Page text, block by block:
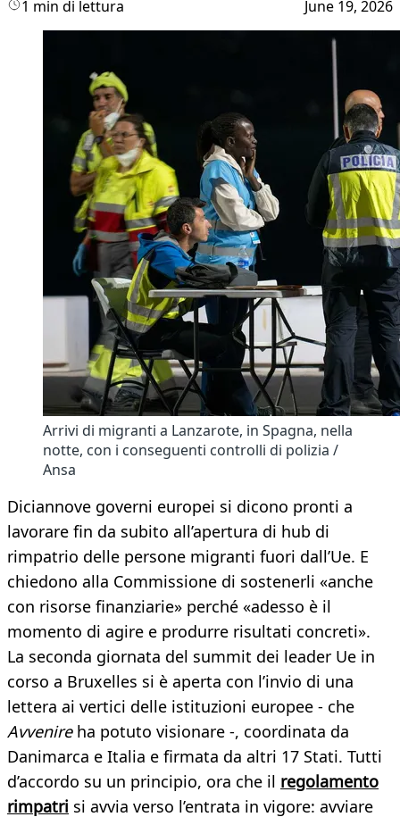
1 min di lettura June 19, 2026
Arrivi di migranti a Lanzarote, in Spagna, nella
notte, con i conseguenti controlli di polizia /
Ansa
Diciannove governi europei si dicono pronti a
lavorare fin da subito all’apertura di hub di
rimpatrio delle persone migranti fuori dall’Ue. E
chiedono alla Commissione di sostenerli «anche
con risorse finanziarie» perché «adesso è il
momento di agire e produrre risultati concreti».
La seconda giornata del summit dei leader Ue in
corso a Bruxelles si è aperta con l’invio di una
lettera ai vertici delle istituzioni europee - che
Avvenire ha potuto visionare -, coordinata da
Danimarca e Italia e firmata da altri 17 Stati. Tutti
d’accordo su un principio, ora che il regolamento
rimpatri si avvia verso l’entrata in vigore: avviare